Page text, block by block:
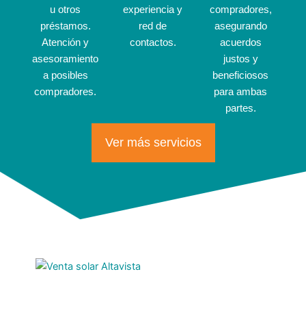
u otros
préstamos.
Atención y
asesoramiento
a posibles
compradores.
experiencia y
red de
contactos.
compradores,
asegurando
acuerdos
justos y
beneficiosos
para ambas
partes.
Ver más servicios